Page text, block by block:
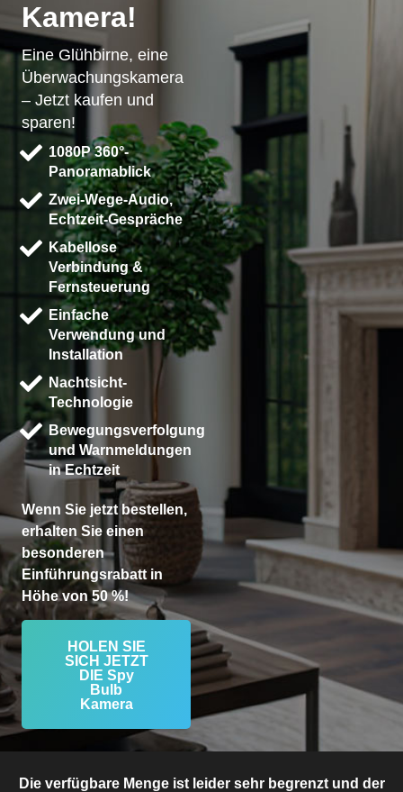
Kamera!
Eine Glühbirne, eine
Überwachungskamera
– Jetzt kaufen und
sparen!
1080P 360°-
Panoramablick
Zwei-Wege-Audio,
Echtzeit-Gespräche
Kabellose
Verbindung &
Fernsteuerung
Einfache
Verwendung und
Installation
Nachtsicht-
Technologie
Bewegungsverfolgung
und Warnmeldungen
in Echtzeit
Wenn Sie jetzt bestellen,
erhalten Sie einen
besonderen
Einführungsrabatt in
Höhe von 50 %!
HOLEN SIE
SICH JETZT
DIE Spy
Bulb
Kamera
Die verfügbare Menge ist leider sehr begrenzt und der